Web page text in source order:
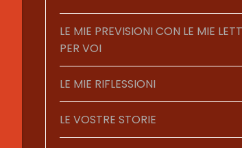
LE MIE PREVISIONI CON LE MIE
PER VOI
LE MIE RIFLESSIONI
LE VOSTRE STORIE